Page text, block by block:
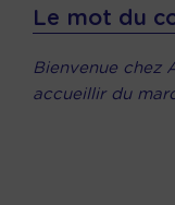
Le mot du
Bienvenue chez
accueillir du